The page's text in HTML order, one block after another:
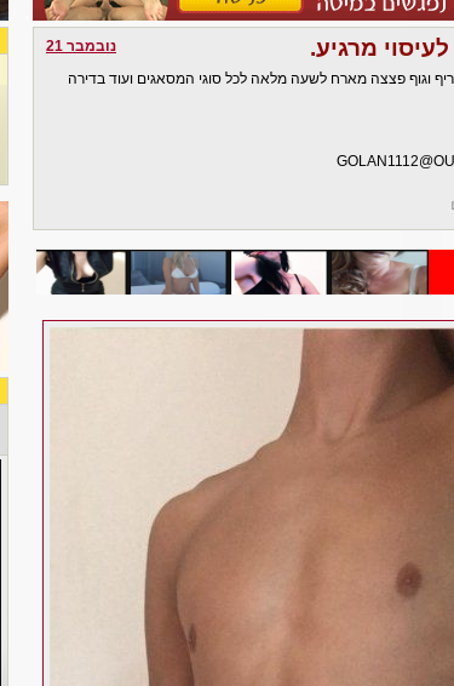
מרגיע.
נובמבר 21
חטוב ישבן מטריף וגוף פצצה מארח לשעה מלאה לכל סוגי המסאגים ועוד בדירה